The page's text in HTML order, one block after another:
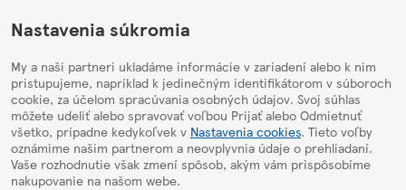
HelpPage
Nastavenia súkromia
My a naši partneri ukladáme informácie v zariadení alebo k nim
pristupujeme, napríklad k jedinečným identifikátorom v súboroch
cookie, za účelom spracúvania osobných údajov. Svoj súhlas
môžete udeliť alebo spravovať voľbou Prijať alebo Odmietnuť
všetko, prípadne kedykoľvek v Nastavenia cookies. Tieto voľby
oznámime našim partnerom a neovplyvnia údaje o prehliadaní.
Vaše rozhodnutie však zmení spôsob, akým vám prispôsobíme
nakupovanie na našom webe.